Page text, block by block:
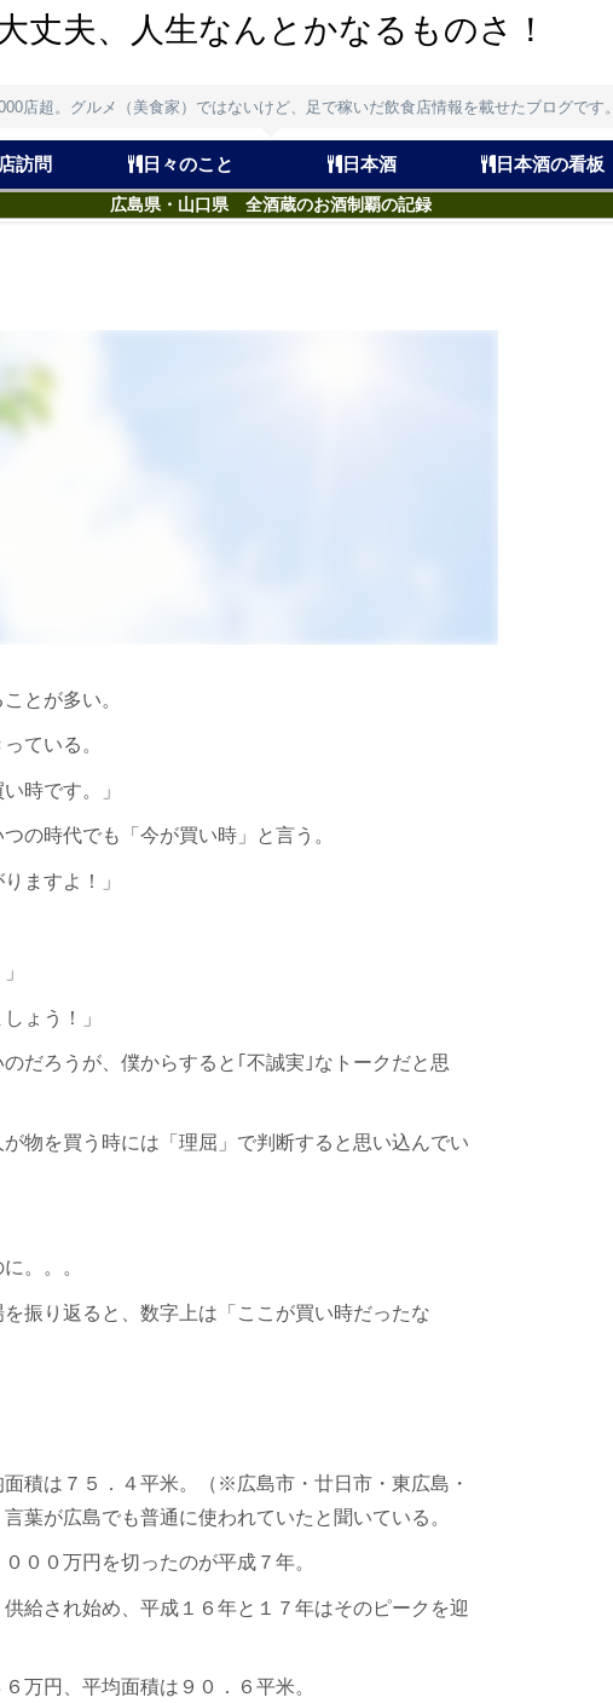
丈夫、人生なんとかなるものさ！
店超。グルメ（美食家）ではないけど、足で稼いだ飲食店情報を載せたブログです。
訪問 日々のこと 日本酒 日本酒の看板
広島県・山口県 全酒蔵のお酒制覇の記録
とが多い。
ている。
時です。」
の時代でも「今が買い時」と言う。
ますよ！」
ょう！」
だろうが、僕からすると｢不誠実｣なトークだと思
物を買う時には「理屈」で判断すると思い込んでい
。。。
振り返ると、数字上は「ここが買い時だったな
積は７５．４平米。（※広島市・廿日市・東広島・
葉が広島でも普通に使われていたと聞いている。
００万円を切ったのが平成７年。
給され始め、平成１６年と１７年はそのピークを迎
万円、平均面積は９０．６平米。